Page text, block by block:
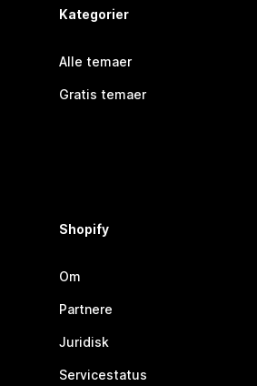
Kategorier
Alle temaer
Gratis temaer
Shopify
Om
Partnere
Juridisk
Servicestatus